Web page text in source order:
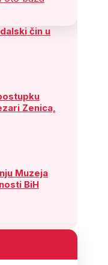
čin u
Zenica,
Muzeja
BiH